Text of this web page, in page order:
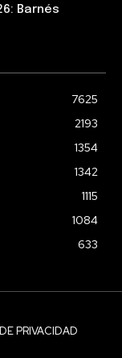
Barnés
7625
2193
1354
1342
1115
1084
633
PRIVACIDAD